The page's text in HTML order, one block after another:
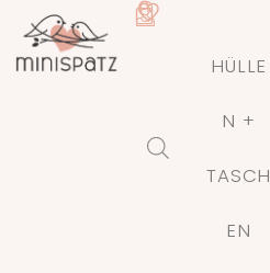
HÜLLE
N +
TASCH
EN